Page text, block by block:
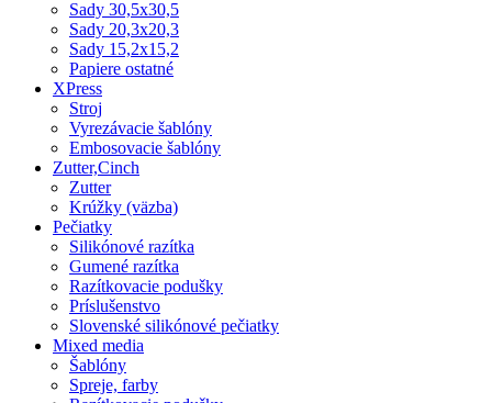
Sady 30,5x30,5
Sady 20,3x20,3
Sady 15,2x15,2
Papiere ostatné
XPress
Stroj
Vyrezávacie šablóny
Embosovacie šablóny
Zutter,Cinch
Zutter
Krúžky (väzba)
Pečiatky
Silikónové razítka
Gumené razítka
Razítkovacie podušky
Príslušenstvo
Slovenské silikónové pečiatky
Mixed media
Šablóny
Spreje, farby